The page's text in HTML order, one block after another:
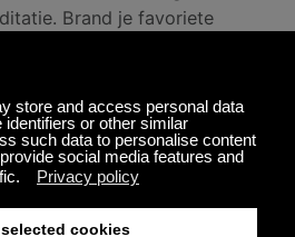
Brand je favoriete
kanalen waarvan velen
en welzijn. Ze zijn
reiki en ontspanning. Ga
om ze allemaal te ontdekken.